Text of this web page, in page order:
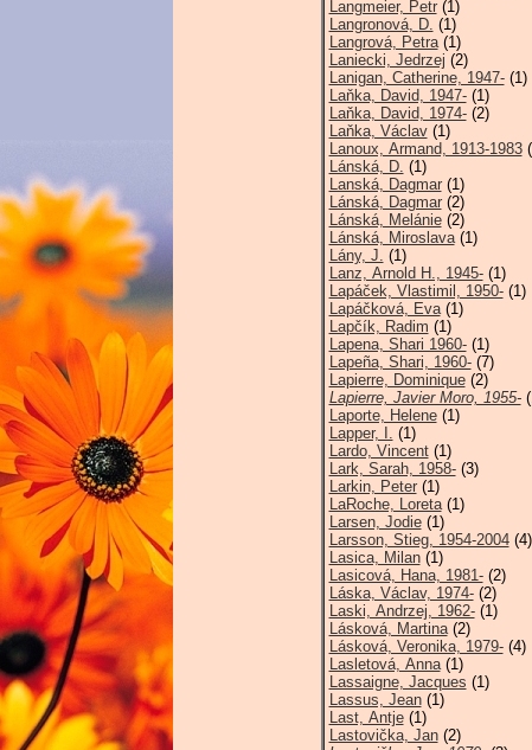
Langmeier, Petr(1)
Langronová, D. (1)
Langrová, Petra(1)
Laniecki, Jedrzej (2)
Lanigan, Catherine, 1947-(1)
Laňka, David, 1947-(1)
Laňka, David, 1974-(2)
Laňka, Václav(1)
Lanoux, Armand, 1913-1983
Lánská, D. (1)
Lanská, Dagmar(1)
Lánská, Dagmar(2)
Lánská, Melánie(2)
Lánská, Miroslava(1)
Lány, J. (1)
Lanz, Arnold H., 1945-(1)
Lapáček, Vlastimil, 1950-(1)
Lapáčková, Eva(1)
Lapčík, Radim (1)
Lapena, Shari 1960-(1)
Lapeña, Shari, 1960-(7)
Lapierre, Dominique(2)
Lapierre, Javier Moro, 1955-
Laporte, Helene(1)
Lapper, I. (1)
Lardo, Vincent(1)
Lark, Sarah, 1958-(3)
Larkin, Peter(1)
LaRoche, Loreta(1)
Larsen, Jodie(1)
Larsson, Stieg, 1954-2004(4)
Lasica, Milan(1)
Lasicová, Hana, 1981-(2)
Láska, Václav, 1974-(2)
Laski, Andrzej, 1962-(1)
Lásková, Martina(2)
Lásková, Veronika, 1979-(4)
Lasletová, Anna(1)
Lassaigne, Jacques (1)
Lassus, Jean(1)
Last, Antje(1)
Lastovička, Jan(2)